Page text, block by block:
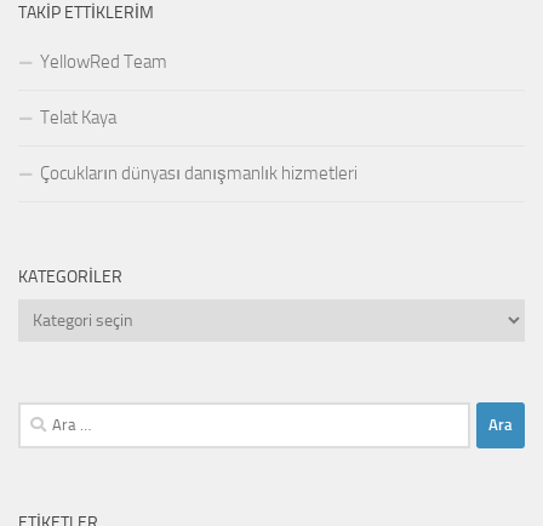
TAKIP ETTIKLERIM
YellowRed Team
Telat Kaya
Çocukların dünyası danışmanlık hizmetleri
KATEGORILER
Kategoriler
Arama: